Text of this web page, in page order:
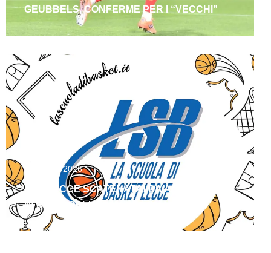
GEUBBELS, CONFERME PER I “VECCHI”
Agosto 6, 2026
LSB LECCE SCATENATA! DIVAC E FLORES
IN BIANCOBLU